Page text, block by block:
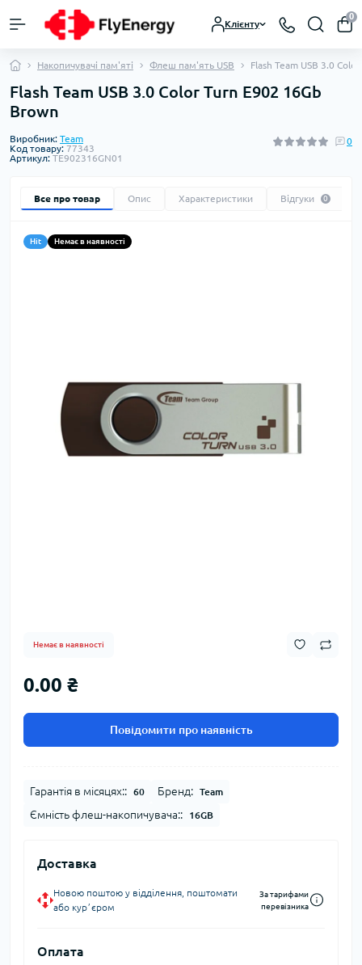
Клієнту
0
Накопичувачі пам'яті Флеш пам'ять USB Flash Team USB 3.0
Flash Team USB 3.0 Color Turn E902 16Gb
Brown
Виробник: Team
Код товару: 77343
Артикул: TE902316GN01
0
Все про товар Опис Характеристики Відгуки 0
Hit Немає в наявності
Немає в наявності
0.00 ₴
Повідомити про наявність
Гарантія в місяцях:: 60 Бренд: Team
Ємність флеш-накопичувача:: 16GB
Доставка
Новою поштою у відділення, поштомати
або курʼєром
За тарифами
перевізника
Оплата